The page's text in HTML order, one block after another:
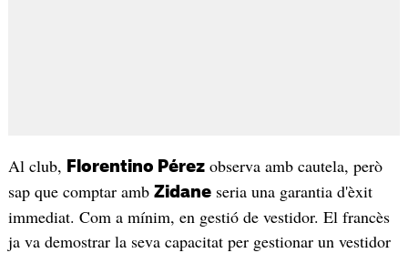
Al club, Florentino Pérezobserva amb cautela, però
sap que comptar amb Zidaneseria una garantia d'èxit
immediat. Com a mínim, en gestió de vestidor. El francès
ja va demostrar la seva capacitat per gestionar un vestidor